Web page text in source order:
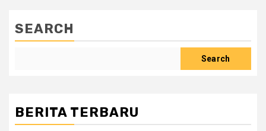
SEARCH
Search
BERITA TERBARU